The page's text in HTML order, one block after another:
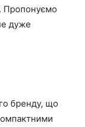
Пропонуємо
дуже
бренду, що